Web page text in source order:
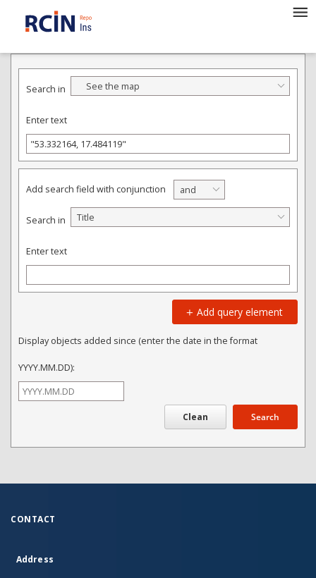
ADVANCED SEARCH
Search in See the map
Enter text
Add search field with conjunction and
Search in Title
Enter text
Add query element
Display objects added since (enter the date in the format
YYYY.MM.DD):
Search
CONTACT
Address